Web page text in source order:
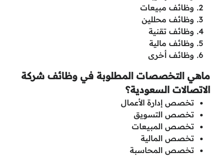
وظائف مبيعات
وظائف محللين
وظائف تقنية
وظائف مالية
وظائف أخرى
ماهي التخصصات المطلوبة في وظائف شركة
الاتصالات السعودية؟
تخصص إدارة الأعمال
تخصص التسويق
تخصص المبيعات
تخصص المالية
تخصص المحاسبة